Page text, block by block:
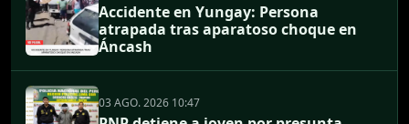
Accidente en Yungay: Persona
atrapada tras aparatoso choque en
Áncash
03 AGO. 2026 10:47